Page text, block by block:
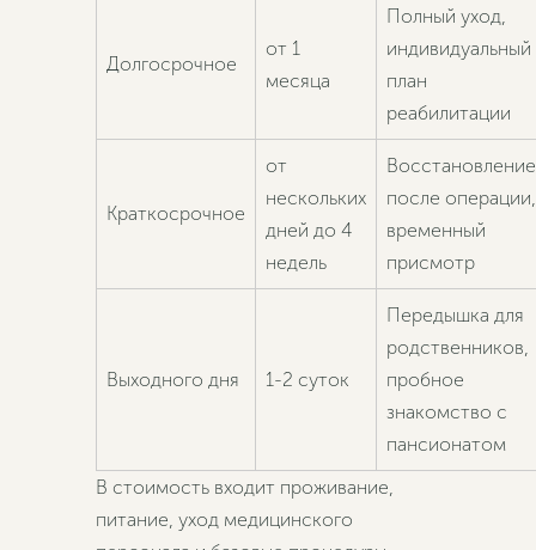
Долгосрочное
от 1
месяца
Полный уход,
индивидуальный
план
реабилитации
Краткосрочное
от
нескольких
дней до 4
недель
Восстановление
после операции,
временный
присмотр
Выходного дня 1-2 суток
Передышка для
родственников,
пробное
знакомство с
пансионатом
В стоимость входит проживание,
питание, уход медицинского